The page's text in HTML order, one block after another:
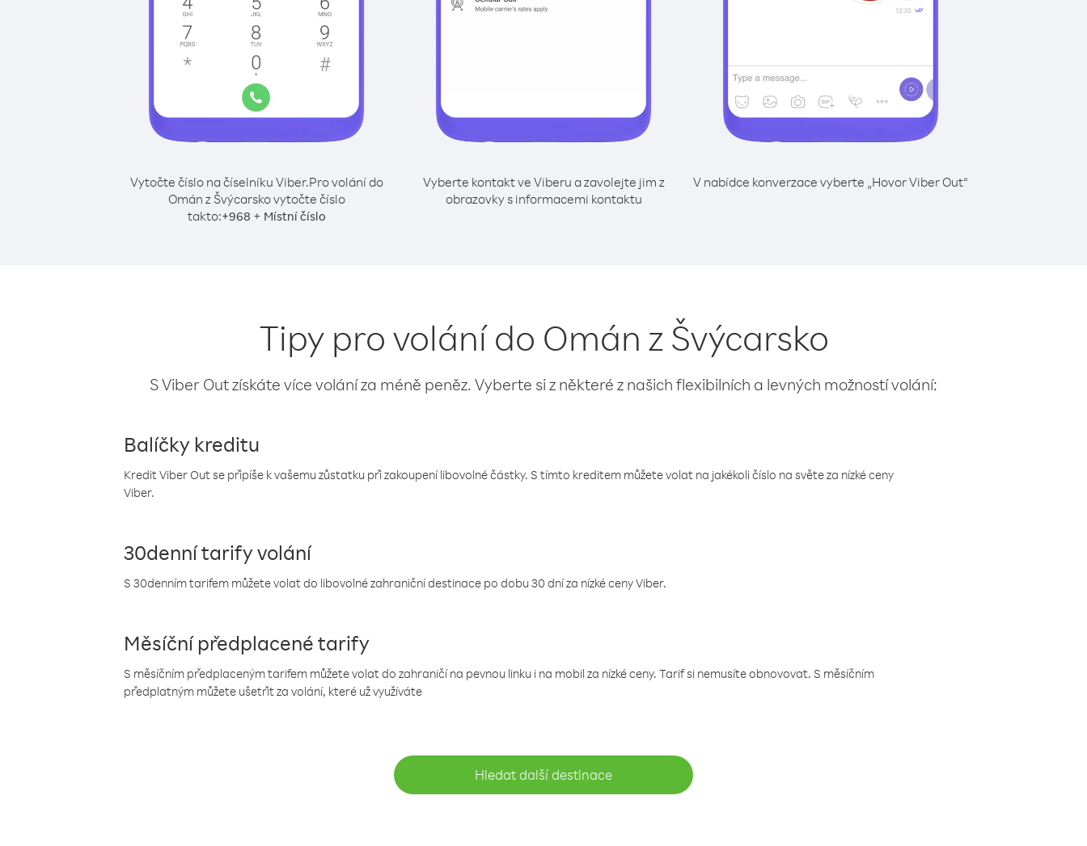
Vytočte číslo na číselníku Viber.Pro volání do
Omán z Švýcarsko vytočte číslo
takto:+968 + Místní číslo
Vyberte kontakt ve Viberu a zavolejte jim z
obrazovky s informacemi kontaktu
V nabídce konverzace vyberte „Hovor Viber Out“
Tipy pro volání do Omán z Švýcarsko
S Viber Out získáte více volání za méně peněz. Vyberte si z některé z našich flexibilních a levných možností volání:
Balíčky kreditu
Kredit Viber Out se připíše k vašemu zůstatku při zakoupení libovolné částky. S tímto kreditem můžete volat na jakékoli číslo na světe za nízké ceny
Viber.
30denní tarify volání
S 30denním tarifem můžete volat do libovolné zahraniční destinace po dobu 30 dní za nízké ceny Viber.
Měsíční předplacené tarify
S měsíčním předplaceným tarifem můžete volat do zahraničí na pevnou linku i na mobil za nízké ceny. Tarif si nemusíte obnovovat. S měsíčním
předplatným můžete ušetřit za volání, které už využíváte
Hledat další destinace